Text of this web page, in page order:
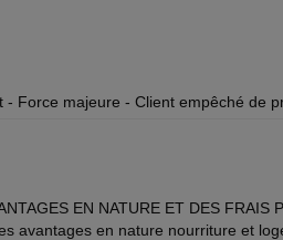
- Force majeure - Client empêché de
EN NATURE ET DES FRAIS
avantages en nature nourriture et